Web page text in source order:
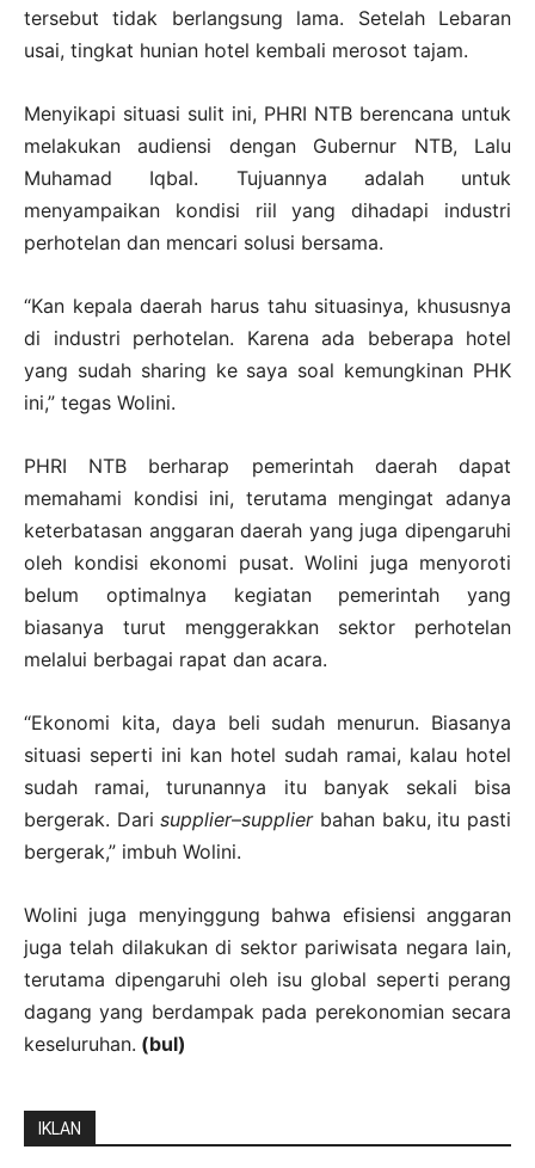
tersebut tidak berlangsung lama. Setelah Lebaran
usai, tingkat hunian hotel kembali merosot tajam.
Menyikapi situasi sulit ini, PHRI NTB berencana untuk
melakukan audiensi dengan Gubernur NTB, Lalu
Muhamad Iqbal. Tujuannya adalah untuk
menyampaikan kondisi riil yang dihadapi industri
perhotelan dan mencari solusi bersama.
“Kan kepala daerah harus tahu situasinya, khususnya
di industri perhotelan. Karena ada beberapa hotel
yang sudah sharing ke saya soal kemungkinan PHK
ini,” tegas Wolini.
PHRI NTB berharap pemerintah daerah dapat
memahami kondisi ini, terutama mengingat adanya
keterbatasan anggaran daerah yang juga dipengaruhi
oleh kondisi ekonomi pusat. Wolini juga menyoroti
belum optimalnya kegiatan pemerintah yang
biasanya turut menggerakkan sektor perhotelan
melalui berbagai rapat dan acara.
“Ekonomi kita, daya beli sudah menurun. Biasanya
situasi seperti ini kan hotel sudah ramai, kalau hotel
sudah ramai, turunannya itu banyak sekali bisa
bergerak. Darisupplier–supplierbahan baku, itu pasti
bergerak,” imbuh Wolini.
Wolini juga menyinggung bahwa efisiensi anggaran
juga telah dilakukan di sektor pariwisata negara lain,
terutama dipengaruhi oleh isu global seperti perang
dagang yang berdampak pada perekonomian secara
keseluruhan. (bul)
IKLAN